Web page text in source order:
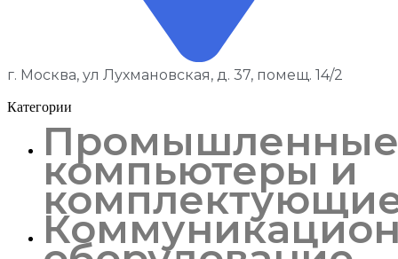
г. Москва, ул Лухмановская, д. 37, помещ. 14/2
Категории
Промышленные
компьютеры и